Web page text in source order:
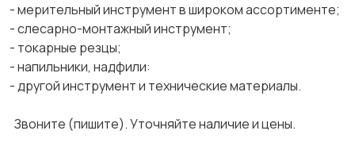
- мерительный инструмент в широком ассортименте;
- слесарно-монтажный инструмент;
- токарные резцы;
- напильники, надфили:
- другой инструмент и технические материалы.
Звоните (пишите). Уточняйте наличие и цены.